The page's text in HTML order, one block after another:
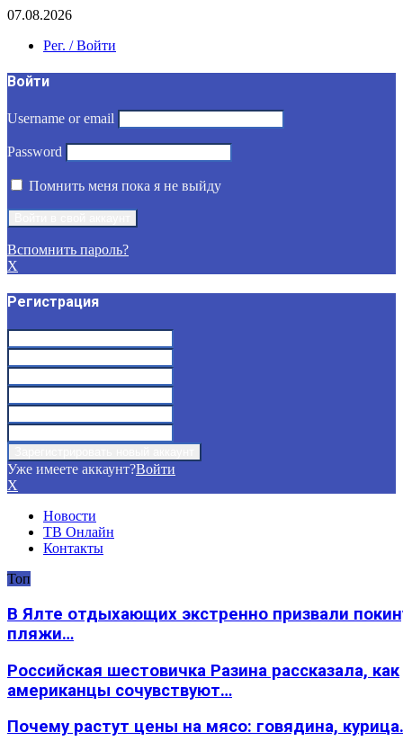
07.08.2026
Рег. / Войти
Войти
Username or email
Password
Помнить меня пока я не выйду
Вспомнить пароль?
X
Регистрация
Уже имеете аккаунт?Войти
X
Новости
ТВ Онлайн
Контакты
Топ
В Ялте отдыхающих экстренно призвали
пляжи…
Российская шестовичка Разина рассказала, как
американцы сочувствуют…
Почему растут цены на мясо: говядина,